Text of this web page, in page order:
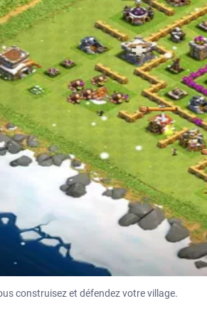
construisez et défendez votre village.